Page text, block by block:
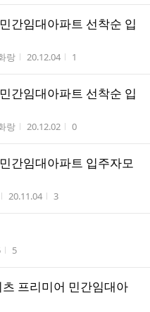
간임대아파트 선착순 입
성자
랑 작성시간
20.12.04 조회수
1
간임대아파트 선착순 입
성자
랑 작성시간
20.12.02 조회수
0
간임대아파트 입주자모
작성시간
20.11.04 조회수
3
조회수
5
프리미어 민간임대아